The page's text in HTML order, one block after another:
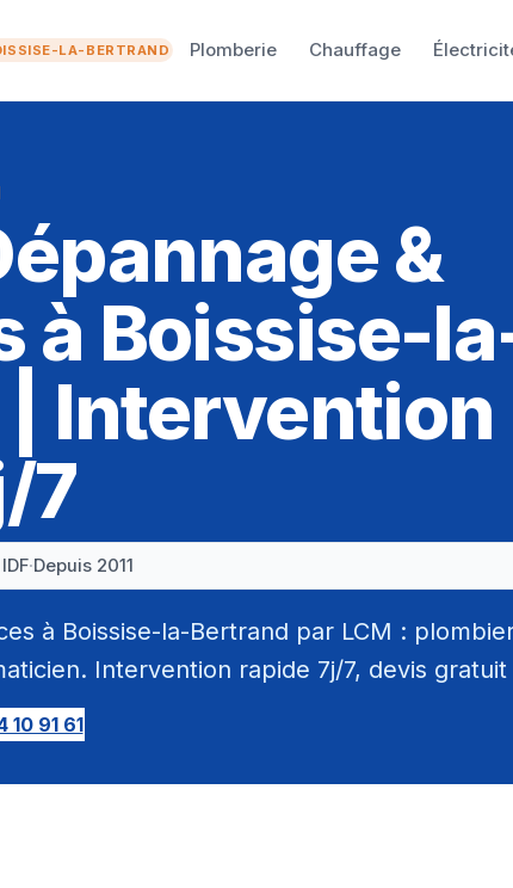
LA-BERTRAND Plomberie Chauffage
&
à Boissise-
Intervention
7
·Depuis 2011
à Boissise-la-Bertrand par LCM :
Intervention rapide 7j/7, devis
10 91 61